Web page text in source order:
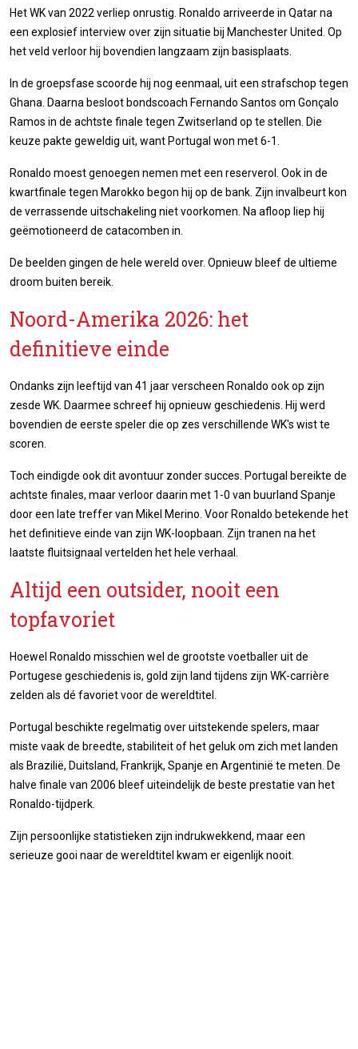
Het WK van 2022 verliep onrustig. Ronaldo arriveerde in Qatar na
een explosief interview over zijn situatie bij Manchester United. Op
het veld verloor hij bovendien langzaam zijn basisplaats.
In de groepsfase scoorde hij nog eenmaal, uit een strafschop tegen
Ghana. Daarna besloot bondscoach Fernando Santos om Gonçalo
Ramos in de achtste finale tegen Zwitserland op te stellen. Die
keuze pakte geweldig uit, want Portugal won met 6-1.
Ronaldo moest genoegen nemen met een reserverol. Ook in de
kwartfinale tegen Marokko begon hij op de bank. Zijn invalbeurt kon
de verrassende uitschakeling niet voorkomen. Na afloop liep hij
geëmotioneerd de catacomben in.
De beelden gingen de hele wereld over. Opnieuw bleef de ultieme
droom buiten bereik.
Noord-Amerika 2026: het
definitieve einde
Ondanks zijn leeftijd van 41 jaar verscheen Ronaldo ook op zijn
zesde WK. Daarmee schreef hij opnieuw geschiedenis. Hij werd
bovendien de eerste speler die op zes verschillende WK's wist te
scoren.
Toch eindigde ook dit avontuur zonder succes. Portugal bereikte de
achtste finales, maar verloor daarin met 1-0 van buurland Spanje
door een late treffer van Mikel Merino. Voor Ronaldo betekende het
het definitieve einde van zijn WK-loopbaan. Zijn tranen na het
laatste fluitsignaal vertelden het hele verhaal.
Altijd een outsider, nooit een
topfavoriet
Hoewel Ronaldo misschien wel de grootste voetballer uit de
Portugese geschiedenis is, gold zijn land tijdens zijn WK-carrière
zelden als dé favoriet voor de wereldtitel.
Portugal beschikte regelmatig over uitstekende spelers, maar
miste vaak de breedte, stabiliteit of het geluk om zich met landen
als Brazilië, Duitsland, Frankrijk, Spanje en Argentinië te meten. De
halve finale van 2006 bleef uiteindelijk de beste prestatie van het
Ronaldo-tijdperk.
Zijn persoonlijke statistieken zijn indrukwekkend, maar een
serieuze gooi naar de wereldtitel kwam er eigenlijk nooit.